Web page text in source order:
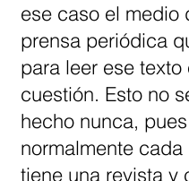
ese caso el medio
prensa periódica
para leer ese texto
cuestión. Esto no
hecho nunca, pues
normalmente cada
tiene una revista y